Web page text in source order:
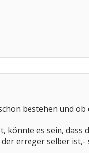
bestehen und
es sein, dass
erreger selber